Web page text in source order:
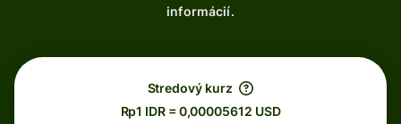
informácií.
Stredový kurz
Rp1 IDR = 0,00005612 USD